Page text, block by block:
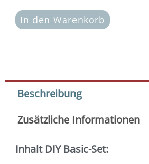
mm
(Apatit)
Menge
In den Warenkorb
Beschreibung
Zusätzliche Informationen
Inhalt DIY Basic-Set: